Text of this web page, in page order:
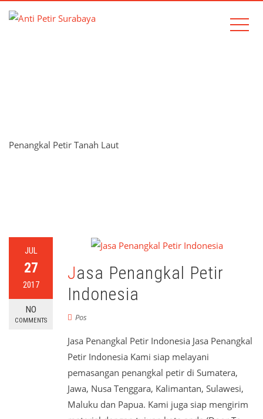
Penangkal Petir Tanah Laut
JUL
27
2017
NO
COMMENTS
Jasa Penangkal Petir
Indonesia
Pos
Jasa Penangkal Petir Indonesia Jasa Penangkal
Petir Indonesia Kami siap melayani
pemasangan penangkal petir di Sumatera,
Jawa, Nusa Tenggara, Kalimantan, Sulawesi,
Maluku dan Papua. Kami juga siap mengirim